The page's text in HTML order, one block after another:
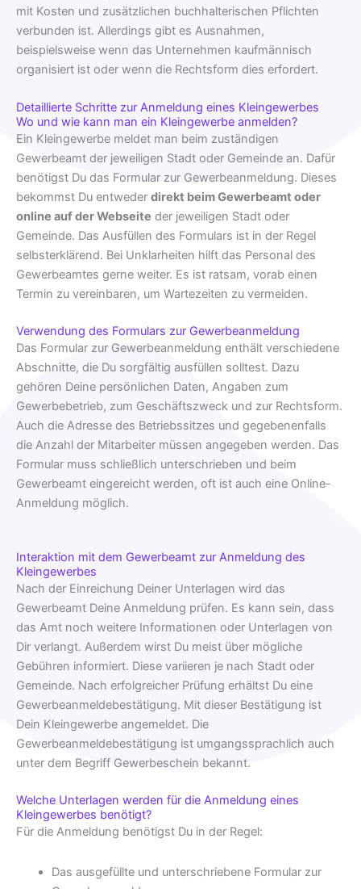
mit Kosten und zusätzlichen buchhalterischen Pflichten
verbunden ist. Allerdings gibt es Ausnahmen,
beispielsweise wenn das Unternehmen kaufmännisch
organisiert ist oder wenn die Rechtsform dies erfordert.
Detaillierte Schritte zur Anmeldung eines Kleingewerbes
Wo und wie kann man ein Kleingewerbe anmelden?
Ein Kleingewerbe meldet man beim zuständigen
Gewerbeamt der jeweiligen Stadt oder Gemeinde an. Dafür
benötigst Du das Formular zur Gewerbeanmeldung. Dieses
bekommst Du entweder direkt beim Gewerbeamt oder
online auf der Webseite der jeweiligen Stadt oder
Gemeinde. Das Ausfüllen des Formulars ist in der Regel
selbsterklärend. Bei Unklarheiten hilft das Personal des
Gewerbeamtes gerne weiter. Es ist ratsam, vorab einen
Termin zu vereinbaren, um Wartezeiten zu vermeiden.
Verwendung des Formulars zur Gewerbeanmeldung
Das Formular zur Gewerbeanmeldung enthält verschiedene
Abschnitte, die Du sorgfältig ausfüllen solltest. Dazu
gehören Deine persönlichen Daten, Angaben zum
Gewerbebetrieb, zum Geschäftszweck und zur Rechtsform.
Auch die Adresse des Betriebssitzes und gegebenenfalls
die Anzahl der Mitarbeiter müssen angegeben werden. Das
Formular muss schließlich unterschrieben und beim
Gewerbeamt eingereicht werden, oft ist auch eine Online-
Anmeldung möglich.
Interaktion mit dem Gewerbeamt zur Anmeldung des
Kleingewerbes
Nach der Einreichung Deiner Unterlagen wird das
Gewerbeamt Deine Anmeldung prüfen. Es kann sein, dass
das Amt noch weitere Informationen oder Unterlagen von
Dir verlangt. Außerdem wirst Du meist über mögliche
Gebühren informiert. Diese variieren je nach Stadt oder
Gemeinde. Nach erfolgreicher Prüfung erhältst Du eine
Gewerbeanmeldebestätigung. Mit dieser Bestätigung ist
Dein Kleingewerbe angemeldet. Die
Gewerbeanmeldebestätigung ist umgangssprachlich auch
unter dem Begriff Gewerbeschein bekannt.
Welche Unterlagen werden für die Anmeldung eines
Kleingewerbes benötigt?
Für die Anmeldung benötigst Du in der Regel:
Das ausgefüllte und unterschriebene Formular zur